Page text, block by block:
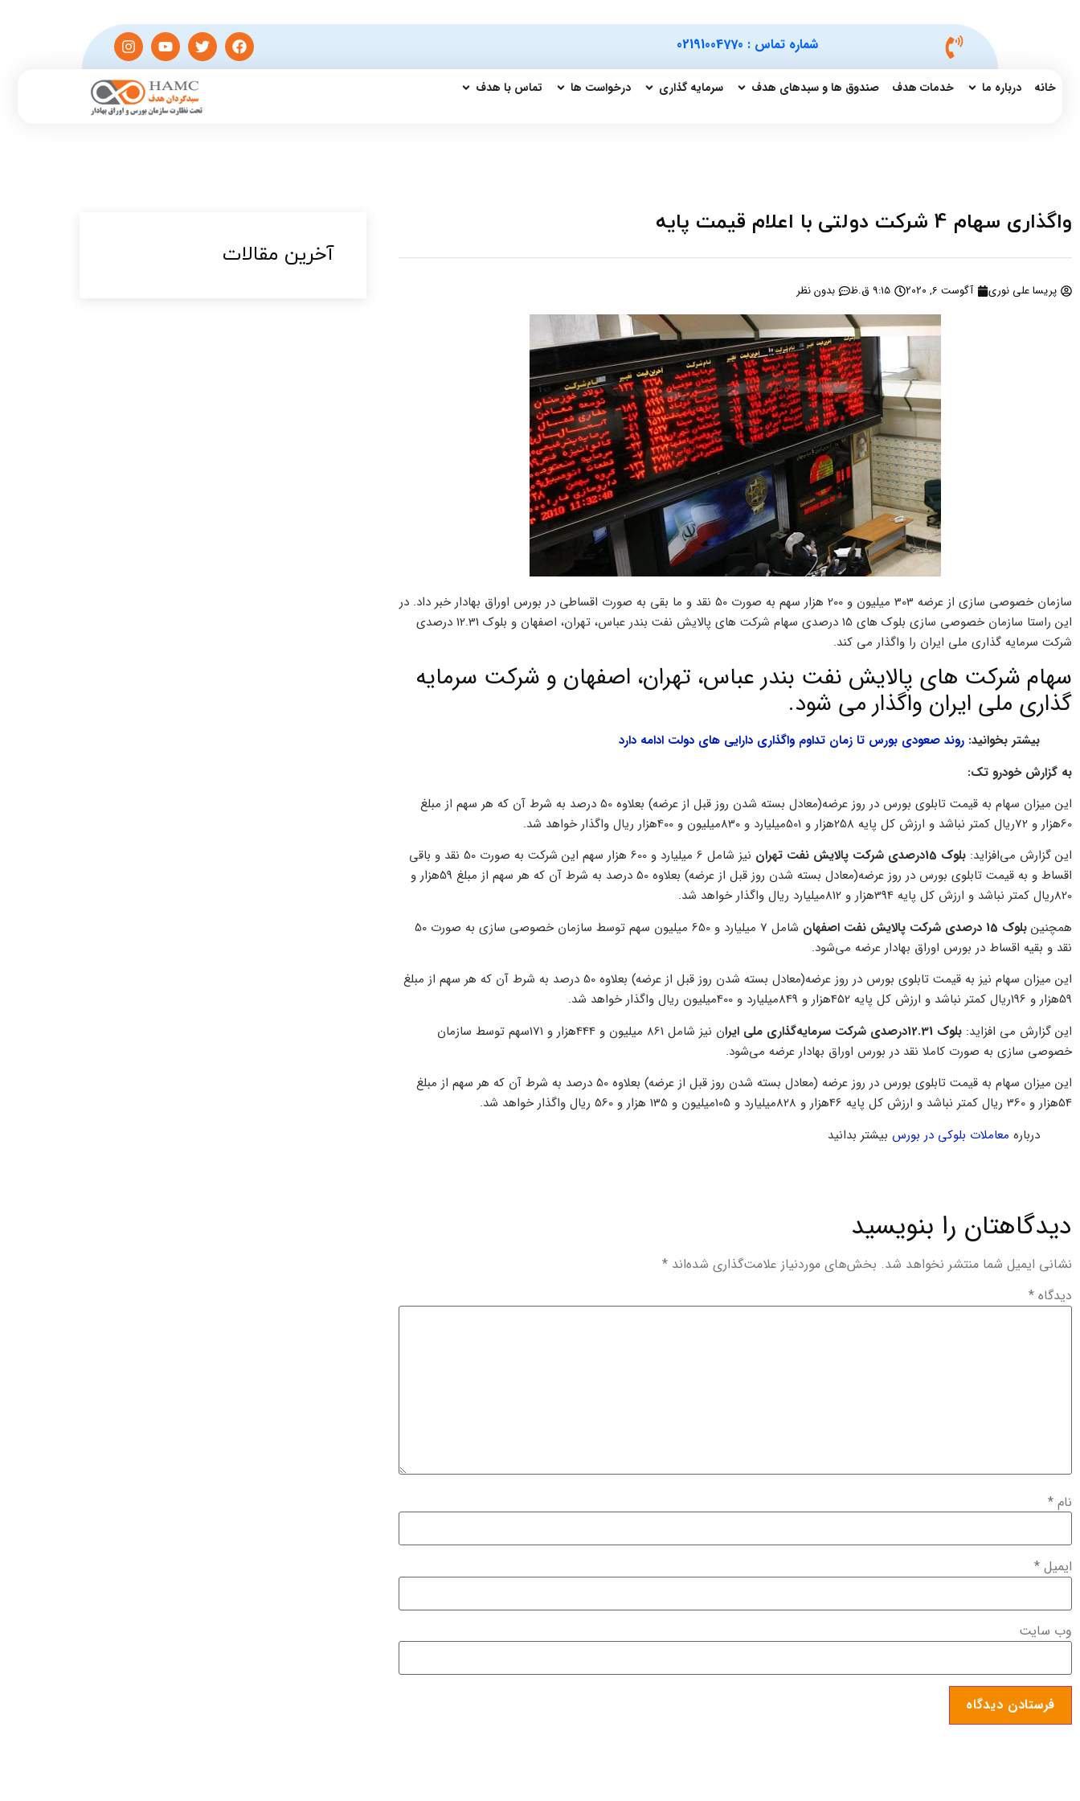
شماره تماس : 02191004770
خانه درباره ما خدمات هدف صندوق ها و سبدهای هدف سرمایه گذاری درخواست ها تماس با هدف
واگذاری سهام 4 شرکت دولتی با اعلام قیمت پایه
پریسا علی نوری آگوست 6, 2020 9:15 ق.ظ بدون نظر
سازمان خصوصی سازی از عرضه 303 میلیون و 200 هزار سهم به صورت 50 نقد و ما بقی به صورت اقساطی در بورس اوراق بهادار خبر داد. در
این راستا سازمان خصوصی سازی بلوک های 15 درصدی سهام شرکت های پالایش نفت بندر عباس، تهران، اصفهان و بلوک 12.31 درصدی
شرکت سرمایه گذاری ملی ایران را واگذار می کند.
سهام شرکت های پالایش نفت بندر عباس، تهران، اصفهان و شرکت سرمایه
گذاری ملی ایران واگذار می شود.
بیشتر بخوانید: روند صعودی بورس تا زمان تداوم واگذاری دارایی های دولت ادامه دارد
به گزارش خودرو تک:
این میزان سهام به قیمت تابلوی بورس در روز عرضه(معادل بسته شدن روز قبل از عرضه) بعلاوه 50 درصد به شرط آن که هر سهم از مبلغ
60هزار و 72ریال کمتر نباشد و ارزش کل پایه 258هزار و 501میلیارد و 830میلیون و 400هزار ریال واگذار خواهد شد.
این گزارش می‌افزاید: بلوک 15درصدی شرکت پالایش نفت تهران
نیز شامل 6 میلیارد و 600 هزار سهم این شرکت به صورت 50 نقد و باقی
اقساط و به قیمت تابلوی بورس در روز عرضه(معادل بسته شدن روز قبل از عرضه) بعلاوه 50 درصد به شرط آن که هر سهم از مبلغ 59هزار و
820ریال کمتر نباشد و ارزش کل پایه 394هزار و 812میلیارد ریال واگذار خواهد شد.
همچنین بلوک 15 درصدی شرکت پالایش نفت اصفهان
شامل 7 میلیارد و 650 میلیون سهم توسط سازمان خصوصی سازی به صورت 50
نقد و بقیه اقساط در بورس اوراق بهادار عرضه می‌شود.
این میزان سهام نیز به قیمت تابلوی بورس در روز عرضه(معادل بسته شدن روز قبل از عرضه) بعلاوه 50 درصد به شرط آن که هر سهم از مبلغ
59هزار و 196ریال کمتر نباشد و ارزش کل پایه 452هزار و 849میلیارد و 400میلیون ریال واگذار خواهد شد.
این گزارش می افزاید: بلوک 12.31درصدی شرکت سرمایه‌گذاری ملی ایرا
ن نیز شامل 861 میلیون و 444هزار و 171سهم توسط سازمان
خصوصی سازی به صورت کاملا نقد در بورس اوراق بهادار عرضه می‌شود.
این میزان سهام به قیمت تابلوی بورس در روز عرضه (معادل بسته شدن روز قبل از عرضه) بعلاوه 50 درصد به شرط آن که هر سهم از مبلغ
54هزار و 360 ریال کمتر نباشد و ارزش کل پایه 46هزار و 828میلیارد و 105میلیون و 135 هزار و 560 ریال واگذار خواهد شد.
درباره معاملات بلوکی در بورس بیشتر بدانید
دیدگاهتان را بنویسید
نشانی ایمیل شما منتشر نخواهد شد. بخش‌های موردنیاز علامت‌گذاری شده‌اند *
دیدگاه *
نام *
ایمیل *
وب‌ سایت
آخرین مقالات​